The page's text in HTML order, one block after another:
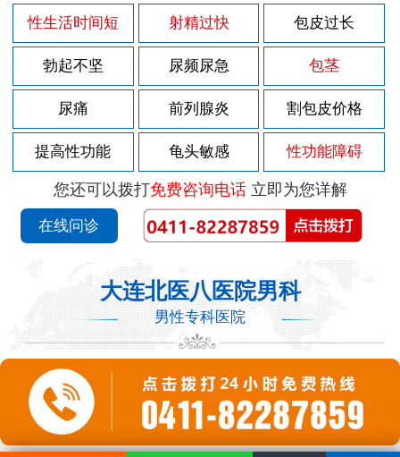
性生活时间短 射精过快 包皮过长
勃起不坚 尿频尿急 包茎
尿痛 前列腺炎 割包皮价格
提高性功能 龟头敏感 性功能障碍
您还可以拨打免费咨询电话立即为您详解
在线问诊
大连北医八医院男科
男性专科医院